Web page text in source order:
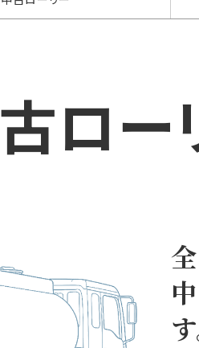
中古ロ
す